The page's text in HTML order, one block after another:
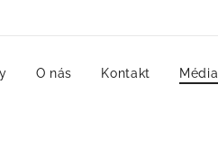
O nás Kontakt Média